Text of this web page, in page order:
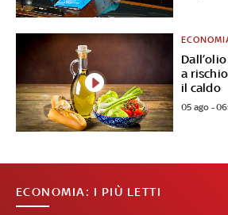
a
il caldo
05 ago -
ECONOMIA: I PIÙ LETTI